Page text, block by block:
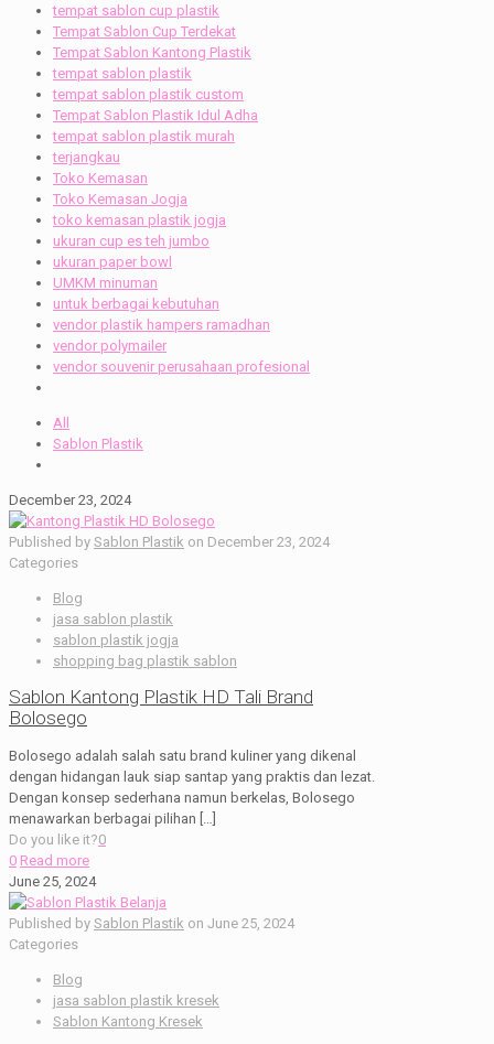
tempat sablon cup plastik
Tempat Sablon Cup Terdekat
Tempat Sablon Kantong Plastik
tempat sablon plastik
tempat sablon plastik custom
Tempat Sablon Plastik Idul Adha
tempat sablon plastik murah
terjangkau
Toko Kemasan
Toko Kemasan Jogja
toko kemasan plastik jogja
ukuran cup es teh jumbo
ukuran paper bowl
UMKM minuman
untuk berbagai kebutuhan
vendor plastik hampers ramadhan
vendor polymailer
vendor souvenir perusahaan profesional
All
Sablon Plastik
December 23, 2024
Published by Sablon Plastik on December 23, 2024
Categories
Blog
jasa sablon plastik
sablon plastik jogja
shopping bag plastik sablon
Sablon Kantong Plastik HD Tali Brand
Bolosego
Bolosego adalah salah satu brand kuliner yang dikenal
dengan hidangan lauk siap santap yang praktis dan lezat.
Dengan konsep sederhana namun berkelas, Bolosego
menawarkan berbagai pilihan […]
Do you like it?0
0 Read more
June 25, 2024
Published by Sablon Plastik on June 25, 2024
Categories
Blog
jasa sablon plastik kresek
Sablon Kantong Kresek